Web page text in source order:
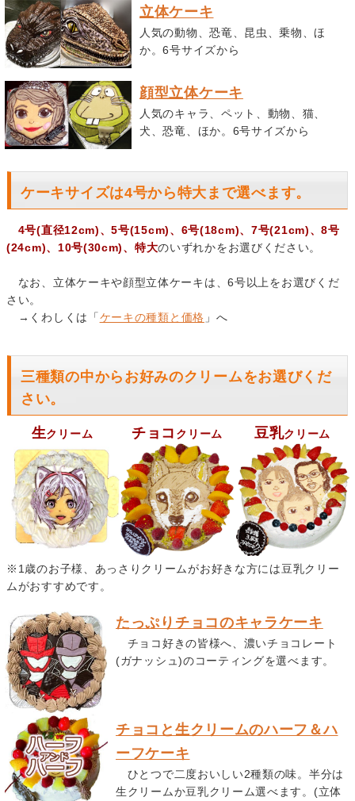
立体ケーキ
人気の動物、恐竜、昆虫、乗物、ほ
か。6号サイズから
顔型立体ケーキ
人気のキャラ、ペット、動物、猫、
犬、恐竜、ほか。6号サイズから
ケーキサイズは4号から特大まで選べます。
4号(直径12cm)、5号(15cm)、6号(18cm)、7号(21cm)、8号
(24cm)、10号(30cm)、特大のいずれかをお選びください。
なお、立体ケーキや顔型立体ケーキは、6号以上をお選びくだ
さい。
→くわしくは「ケーキの種類と価格 」へ
三種類の中からお好みのクリームをお選びくだ
さい。
生クリーム チョコ クリーム 豆乳クリーム
※1歳のお子様、あっさりクリームがお好きな方には豆乳クリー
ムがおすすめです。
たっぷりチョコのキャラケーキ
チョコ好きの皆様へ、濃いチョコレート
(ガナッシュ)のコーティングを選べます。
チョコと生クリームのハーフ＆ハ
ーフケーキ
ひとつで二度おいしい2種類の味。半分は
生クリームか豆乳クリーム選べます。(立体